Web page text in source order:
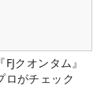
クオンタム』
ロがチェック